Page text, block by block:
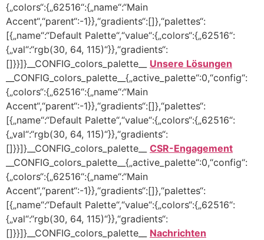
{„colors“:{„62516“:{„name“:“Main
Accent“,“parent“:-1}},“gradients“:[]},“palettes“:
[{„name“:“Default Palette“,“value“:{„colors“:{„62516“:
{„val“:“rgb(30, 64, 115)“}},“gradients“:
[]}}]}__CONFIG_colors_palette__ Unsere Lösungen
__CONFIG_colors_palette__{„active_palette“:0,“config“:
{„colors“:{„62516“:{„name“:“Main
Accent“,“parent“:-1}},“gradients“:[]},“palettes“:
[{„name“:“Default Palette“,“value“:{„colors“:{„62516“:
{„val“:“rgb(30, 64, 115)“}},“gradients“:
[]}}]}__CONFIG_colors_palette__ CSR-Engagement
__CONFIG_colors_palette__{„active_palette“:0,“config“:
{„colors“:{„62516“:{„name“:“Main
Accent“,“parent“:-1}},“gradients“:[]},“palettes“:
[{„name“:“Default Palette“,“value“:{„colors“:{„62516“:
{„val“:“rgb(30, 64, 115)“}},“gradients“:
[]}}]}__CONFIG_colors_palette__ Nachrichten